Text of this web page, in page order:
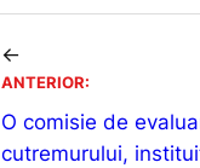
o
←
ANTERIOR:
O comisie de
cutremurului,